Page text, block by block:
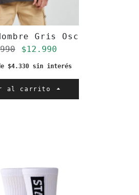
BolsilloGris Oscuro
regular
Precio de oferta
$12.990
$4.330 sin interés
al carrito